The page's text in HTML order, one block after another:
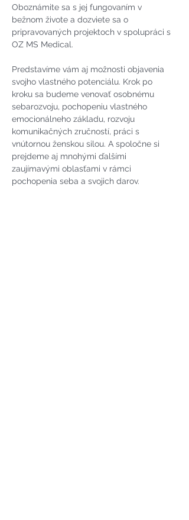
Oboznámite sa s jej fungovaním v
bežnom živote a dozviete sa o
pripravovaných projektoch v spolupráci s
OZ MS Medical.
Predstavíme vám aj možnosti objavenia
svojho vlastného potenciálu. Krok po
kroku sa budeme venovať osobnému
sebarozvoju, pochopeniu vlastného
emocionálneho základu, rozvoju
komunikačných zručností, práci s
vnútornou ženskou silou. A spoločne si
prejdeme aj mnohými ďalšími
zaujímavými oblasťami v rámci
pochopenia seba a svojich darov.